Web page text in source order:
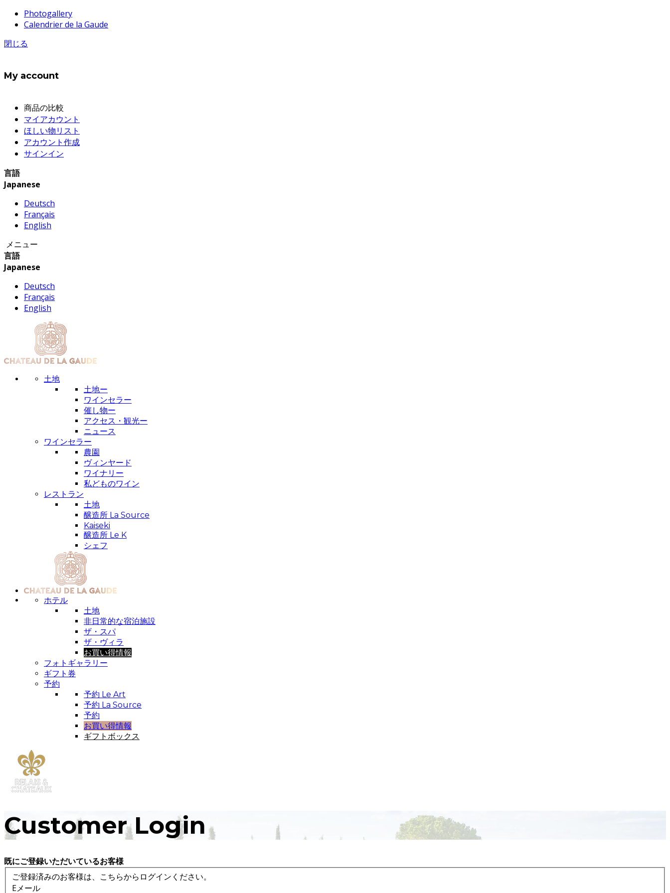
Photogallery
Calendrier de la Gaude
閉じる
My account
商品の比較
マイアカウント
ほしい物リスト
アカウント作成
サインイン
言語
Japanese
Deutsch
Français
English
メニュー
言語
Japanese
Deutsch
Français
English
土地
土地ー
ワインセラー
催し物ー
アクセス・観光ー
ニュース
ワインセラー
農園
ヴィンヤード
ワイナリー
私どものワイン
レストラン
土地
醸造所 La Source
Kaiseki
醸造所 Le K
シェフ
ホテル
土地
非日常的な宿泊施設
ザ・スパ
ザ・ヴィラ
お買い得情報
フォトギャラリー
ギフト券
予約
予約 Le Art
予約 La Source
予約
お買い得情報
ギフトボックス
Customer Login
既にご登録いただいているお客様
ご登録済みのお客様は、こちらからログインください。
Eメール